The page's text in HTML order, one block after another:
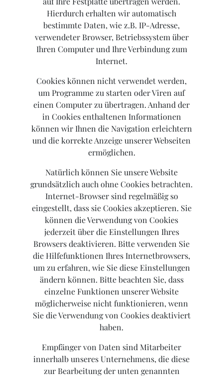
Hierdurch erhalten wir automatisch
bestimmte Daten, wie z.B. IP-Adresse,
verwendeter Browser, Betriebssystem über
Ihren Computer und Ihre Verbindung zum
Internet.
Cookies können nicht verwendet werden,
um Programme zu starten oder Viren auf
einen Computer zu übertragen. Anhand der
in Cookies enthaltenen Informationen
können wir Ihnen die Navigation erleichtern
und die korrekte Anzeige unserer Webseiten
ermöglichen.
Natürlich können Sie unsere Website
grundsätzlich auch ohne Cookies betrachten.
Internet-Browser sind regelmäßig so
eingestellt, dass sie Cookies akzeptieren. Sie
können die Verwendung von Cookies
jederzeit über die Einstellungen Ihres
Browsers deaktivieren. Bitte verwenden Sie
die Hilfefunktionen Ihres Internetbrowsers,
um zu erfahren, wie Sie diese Einstellungen
ändern können. Bitte beachten Sie, dass
einzelne Funktionen unserer Website
möglicherweise nicht funktionieren, wenn
Sie die Verwendung von Cookies deaktiviert
haben.
Empfänger von Daten sind Mitarbeiter
innerhalb unseres Unternehmens, die diese
zur Bearbeitung der unten genannten